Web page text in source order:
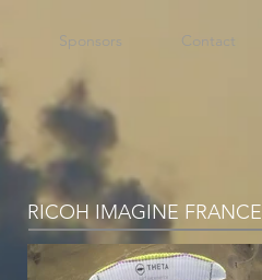
Sponsors Contact
RICOH IMAGINE FRANCE